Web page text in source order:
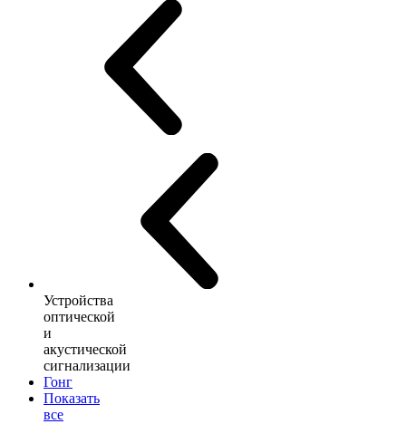
Устройства
оптической
и
акустической
сигнализации
Гонг
Показать
все